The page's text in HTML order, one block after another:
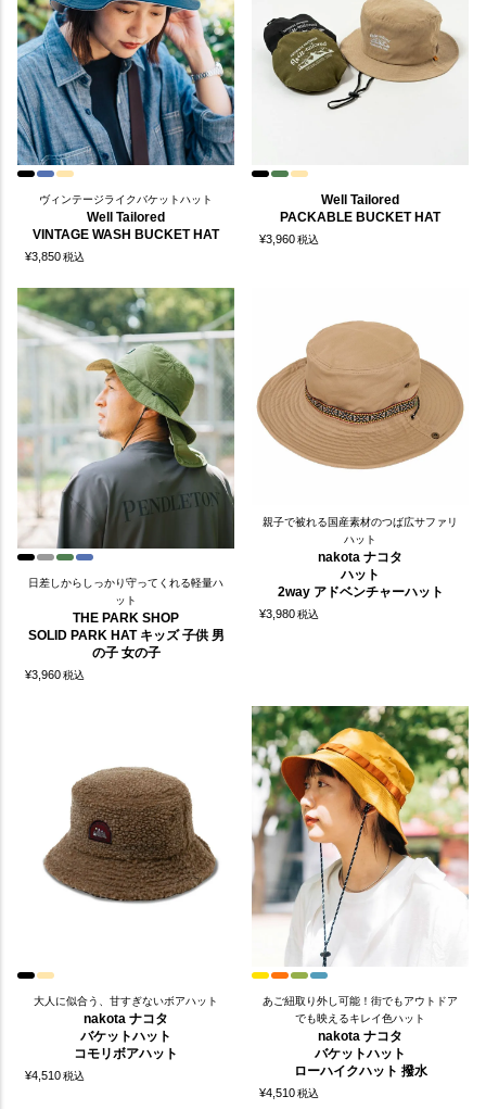
ヴィンテージライクバケットハット
Well Tailored
VINTAGE WASH BUCKET HAT
¥3,850税込
Well Tailored
PACKABLE BUCKET HAT
¥3,960税込
日差しからしっかり守ってくれる軽量ハ
ット
THE PARK SHOP
SOLID PARK HAT キッズ 子供 男
の子 女の子
¥3,960税込
親子で被れる国産素材のつば広サファリ
ハット
nakota ナコタ
ハット
2way アドベンチャーハット
¥3,980税込
大人に似合う、甘すぎないボアハット
nakota ナコタ
バケットハット
コモリボアハット
¥4,510税込
あご紐取り外し可能！街でもアウトドア
でも映えるキレイ色ハット
nakota ナコタ
バケットハット
ローハイクハット 撥水
¥4,510税込